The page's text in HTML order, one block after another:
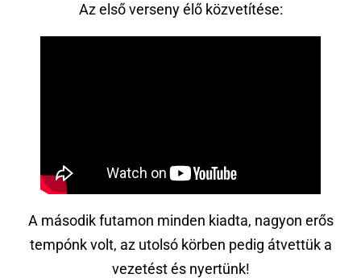
Az első verseny élő közvetítése:
A második futamon minden kiadta, nagyon erős
tempónk volt, az utolsó körben pedig átvettük a
vezetést és nyertünk!